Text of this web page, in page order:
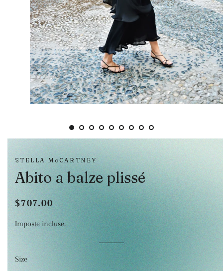
STELLA McCARTNEY
Abito a balze plissé
Prezzo
listino
Prezzo
$707.00
Imposte incluse.
Size